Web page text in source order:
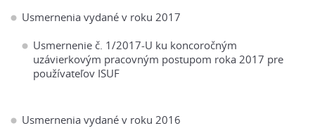
Usmernenia vydané v roku 2017
Usmernenie č. 1/2017-U ku koncoročným
uzávierkovým pracovným postupom roka 2017 pre
používateľov ISUF
Usmernenia vydané v roku 2016